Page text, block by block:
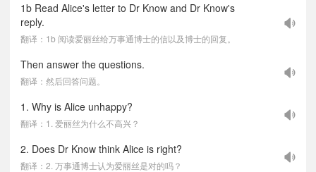
1b Read Alice's letter to Dr Know and Dr Know's
reply.
翻译：1b 阅读爱丽丝给万事通博士的信以及博士的回复。
Then answer the questions.
翻译：然后回答问题。
1. Why is Alice unhappy?
翻译：1. 爱丽丝为什么不高兴？
2. Does Dr Know think Alice is right?
翻译：2. 万事通博士认为爱丽丝是对的吗？